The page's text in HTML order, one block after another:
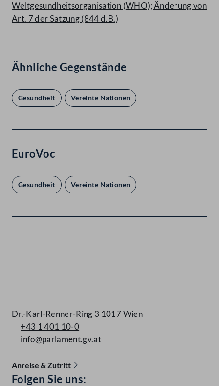
Accessibility Menu anzeigen
Weltgesundheitsorganisation (WHO); Änderung von
Art. 7 der Satzung (844 d.B.)
Ähnliche Gegenstände
Gesundheit Vereinte Nationen
EuroVoc
Gesundheit Vereinte Nationen
Dr.-Karl-Renner-Ring 3 1017 Wien
+43 1 401 10-0
info@parlament.gv.at
Anreise & Zutritt
Folgen Sie uns: